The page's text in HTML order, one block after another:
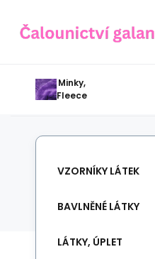
Minky,
Fleece
VZORNÍKY LÁTEK
BAVLNĚNÉ LÁTKY
LÁTKY, ÚPLET